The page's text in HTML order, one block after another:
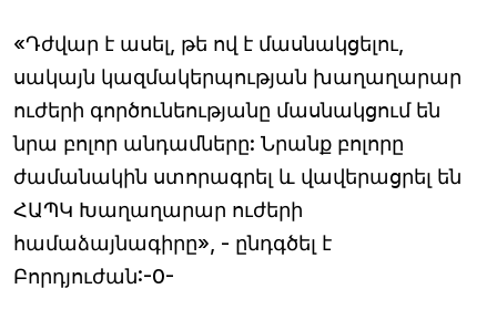
«Դժվար է ասել, թե ով է մասնակցելու,
սակայն կազմակերպության խաղաղարար
ուժերի գործունեությանը մասնակցում են
նրա բոլոր անդամները: Նրանք բոլորը
ժամանակին ստորագրել և վավերացրել են
ՀԱՊԿ Խաղաղարար ուժերի
համաձայնագիրը», - ընդգծել է
Բորդյուժան:-0-